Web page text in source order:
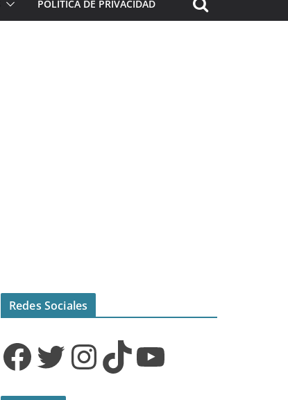
POLÍTICA DE PRIVACIDAD
Redes Sociales
Facebook Twitter InstagramTikTok YouTube